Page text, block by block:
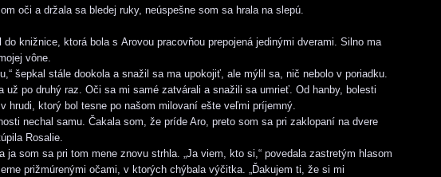
oči a držala sa bledej ruky, neúspešne som sa hrala na slepú.
do knižnice, ktorá bola s Arovou pracovňou prepojená jedinými dverami. Silno ma
vône.
šepkal stále dookola a snažil sa ma upokojiť, ale mýlil sa, nič nebolo v poriadku.
už po druhý raz. Oči sa mi samé zatvárali a snažili sa umrieť. Od hanby, bolesti
hrudi, ktorý bol tesne po našom milovaní ešte veľmi príjemný.
nechal samu. Čakala som, že príde Aro, preto som sa pri zaklopaní na dvere
Rosalie.
a ja som sa pri tom mene znovu strhla. „Ja viem, kto si,“ povedala zastretým hlasom
prižmúrenými očami, v ktorých chýbala výčitka. „Ďakujem ti, že si mi